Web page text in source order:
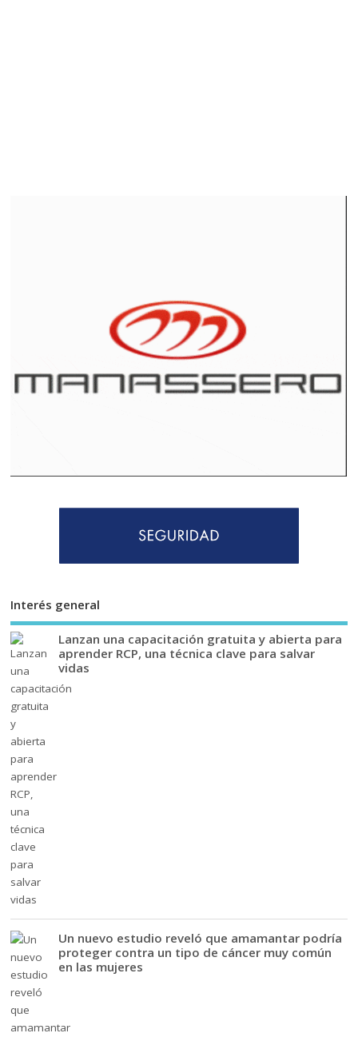
Interés general
Lanzan una capacitación gratuita y abierta para
aprender RCP, una técnica clave para salvar
vidas
Un nuevo estudio reveló que amamantar podría
proteger contra un tipo de cáncer muy común
en las mujeres